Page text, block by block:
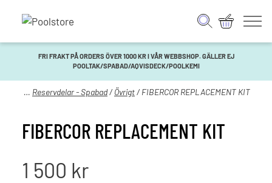
FRI FRAKT PÅ ORDERS ÖVER 1000 KR I VÅR WEBBSHOP. GÄLLER EJ
POOLTAK/SPABAD/AQVISDECK/POOLKEMI
Reservdelar - Spabad/Övrigt/ FIBERCOR REPLACEMENT KIT
FIBERCOR REPLACEMENT KIT
1 500 kr